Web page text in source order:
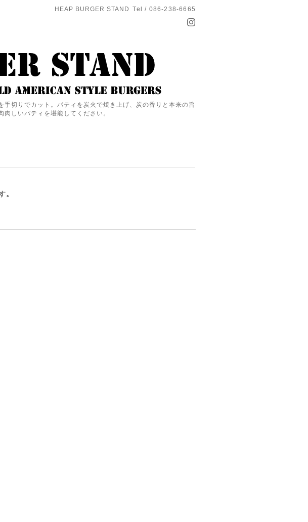
HEAP BURGER STAND Tel / 086-238-6665
切りでカット。パティを炭火で焼き上げ、炭の香りと本来の旨
しいパティを堪能してください。
。